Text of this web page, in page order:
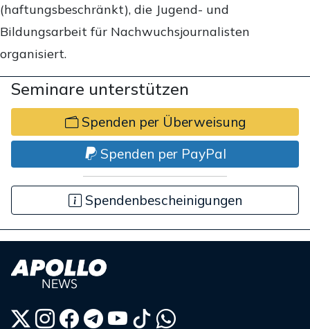
(haftungsbeschränkt), die Jugend- und
Bildungsarbeit für Nachwuchsjournalisten
organisiert.
Seminare unterstützen
Spenden per Überweisung
Spenden per PayPal
Spendenbescheinigungen